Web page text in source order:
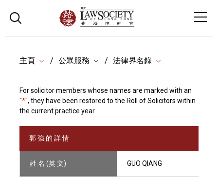
主頁 公眾服務 法律界名錄
For solicitor members whose names are marked with an
"*", they have been restored to the Roll of Solicitors within
the current practice year.
郭 強 的 詳 情
姓 名 (英 文) GUO QIANG